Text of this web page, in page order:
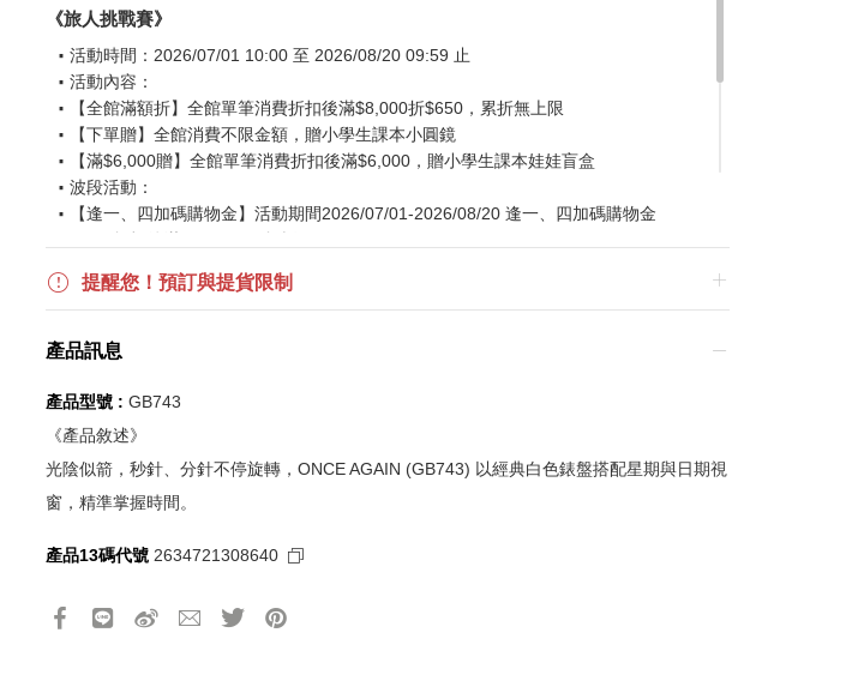
《旅人挑戰賽》
活動時間：2026/07/01 10:00 至 2026/08/20 09:59 止
活動內容：
【全館滿額折】全館單筆消費折扣後滿$8,000折$650，累折無上限
【下單贈】全館消費不限金額，贈小學生課本小圓鏡
【滿$6,000贈】全館單筆消費折扣後滿$6,000，贈小學生課本娃娃盲盒
波段活動：
【逢一、四加碼購物金】活動期間2026/07/01-2026/08/20 逢一、四加碼購物金
活動詳情請參見
實際折扣金額以系統顯示為準
《網站活動限制說明》
所有活動皆以系統自動計算是否達到滿額優惠門檻，以系統計算為準
提醒您！預訂與提貨限制
產品訊息
產品型號 : GB743
《產品敘述》
光陰似箭，秒針、分針不停旋轉，ONCE AGAIN (GB743) 以經典白色錶盤搭配星期與日期視
窗，精準掌握時間。
產品13碼代號 2634721308640